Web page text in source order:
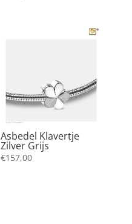
Asbedel Klavertje
Zilver Grijs
€157,00